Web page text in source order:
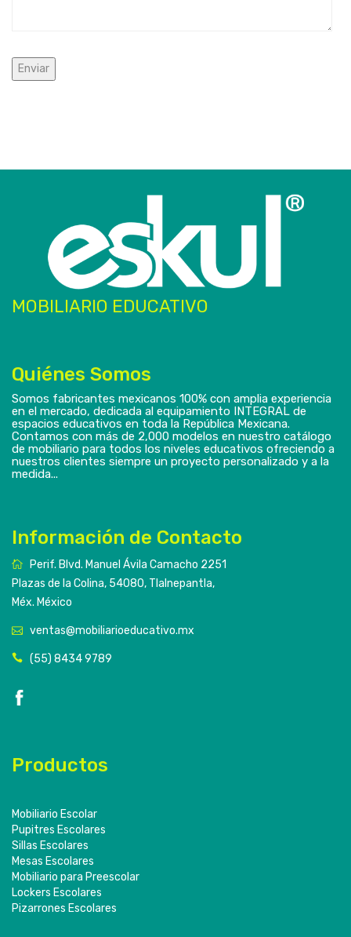
MOBILIARIO EDUCATIVO
Quiénes Somos
Somos fabricantes mexicanos 100% con amplia experiencia
en el mercado, dedicada al equipamiento INTEGRAL de
espacios educativos en toda la República Mexicana.
Contamos con más de 2,000 modelos en nuestro catálogo
de mobiliario para todos los niveles educativos ofreciendo a
nuestros clientes siempre un proyecto personalizado y a la
medida...
Información de Contacto
Perif. Blvd. Manuel Ávila Camacho 2251
Plazas de la Colina, 54080, Tlalnepantla,
Méx. México
ventas@mobiliarioeducativo.mx
(55) 8434 9789
Productos
Mobiliario Escolar
Pupitres Escolares
Sillas Escolares
Mesas Escolares
Mobiliario para Preescolar
Lockers Escolares
Pizarrones Escolares